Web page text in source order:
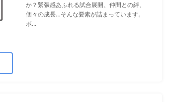
か？緊張感あふれる試合展開、仲間との絆、
個々の成長…そんな要素が詰まっています。
ボ...